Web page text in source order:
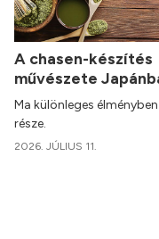
A chasen-készítés
művészete
Ma különleges
része.
2026. JÚLIUS 11.